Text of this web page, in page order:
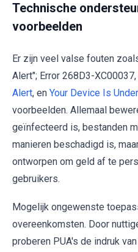
Technische
voorbeelden
Er zijn veel valse fouten
Alert"; Error 268D3-XC00037,
Alert, en Your Device Is
voorbeelden. Allemaal
geïnfecteerd is, bestanden
manieren beschadigd is,
ontworpen om geld af te
gebruikers.
Mogelijk ongewenste
overeenkomsten. Door
proberen PUA's de indruk